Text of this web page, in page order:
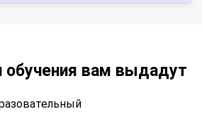
обучения вам выдадут